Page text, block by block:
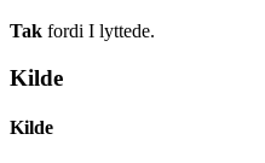
Tak fordi I lyttede.
Kilde
Kilde